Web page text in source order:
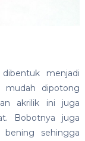
menjadi
mudah dipotong
akrilik ini juga
Bobotnya juga
sehingga